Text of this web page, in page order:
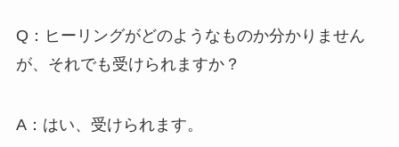
Q：ヒーリングがどのようなものか分かりません
が、それでも受けられますか？
A：はい、受けられます。